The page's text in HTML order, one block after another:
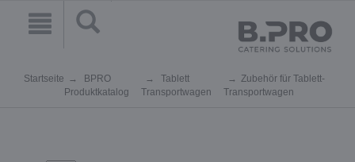
Startseite
BPRO
Produktkatalog
Tablett
Transportwagen
Zubehör für Tablett-
Transportwagen